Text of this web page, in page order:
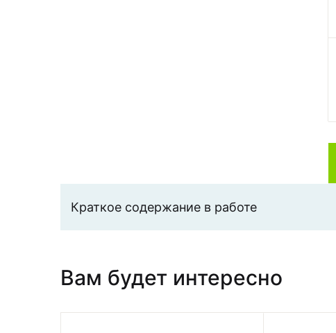
Краткое содержание в работе
Вам будет интересно